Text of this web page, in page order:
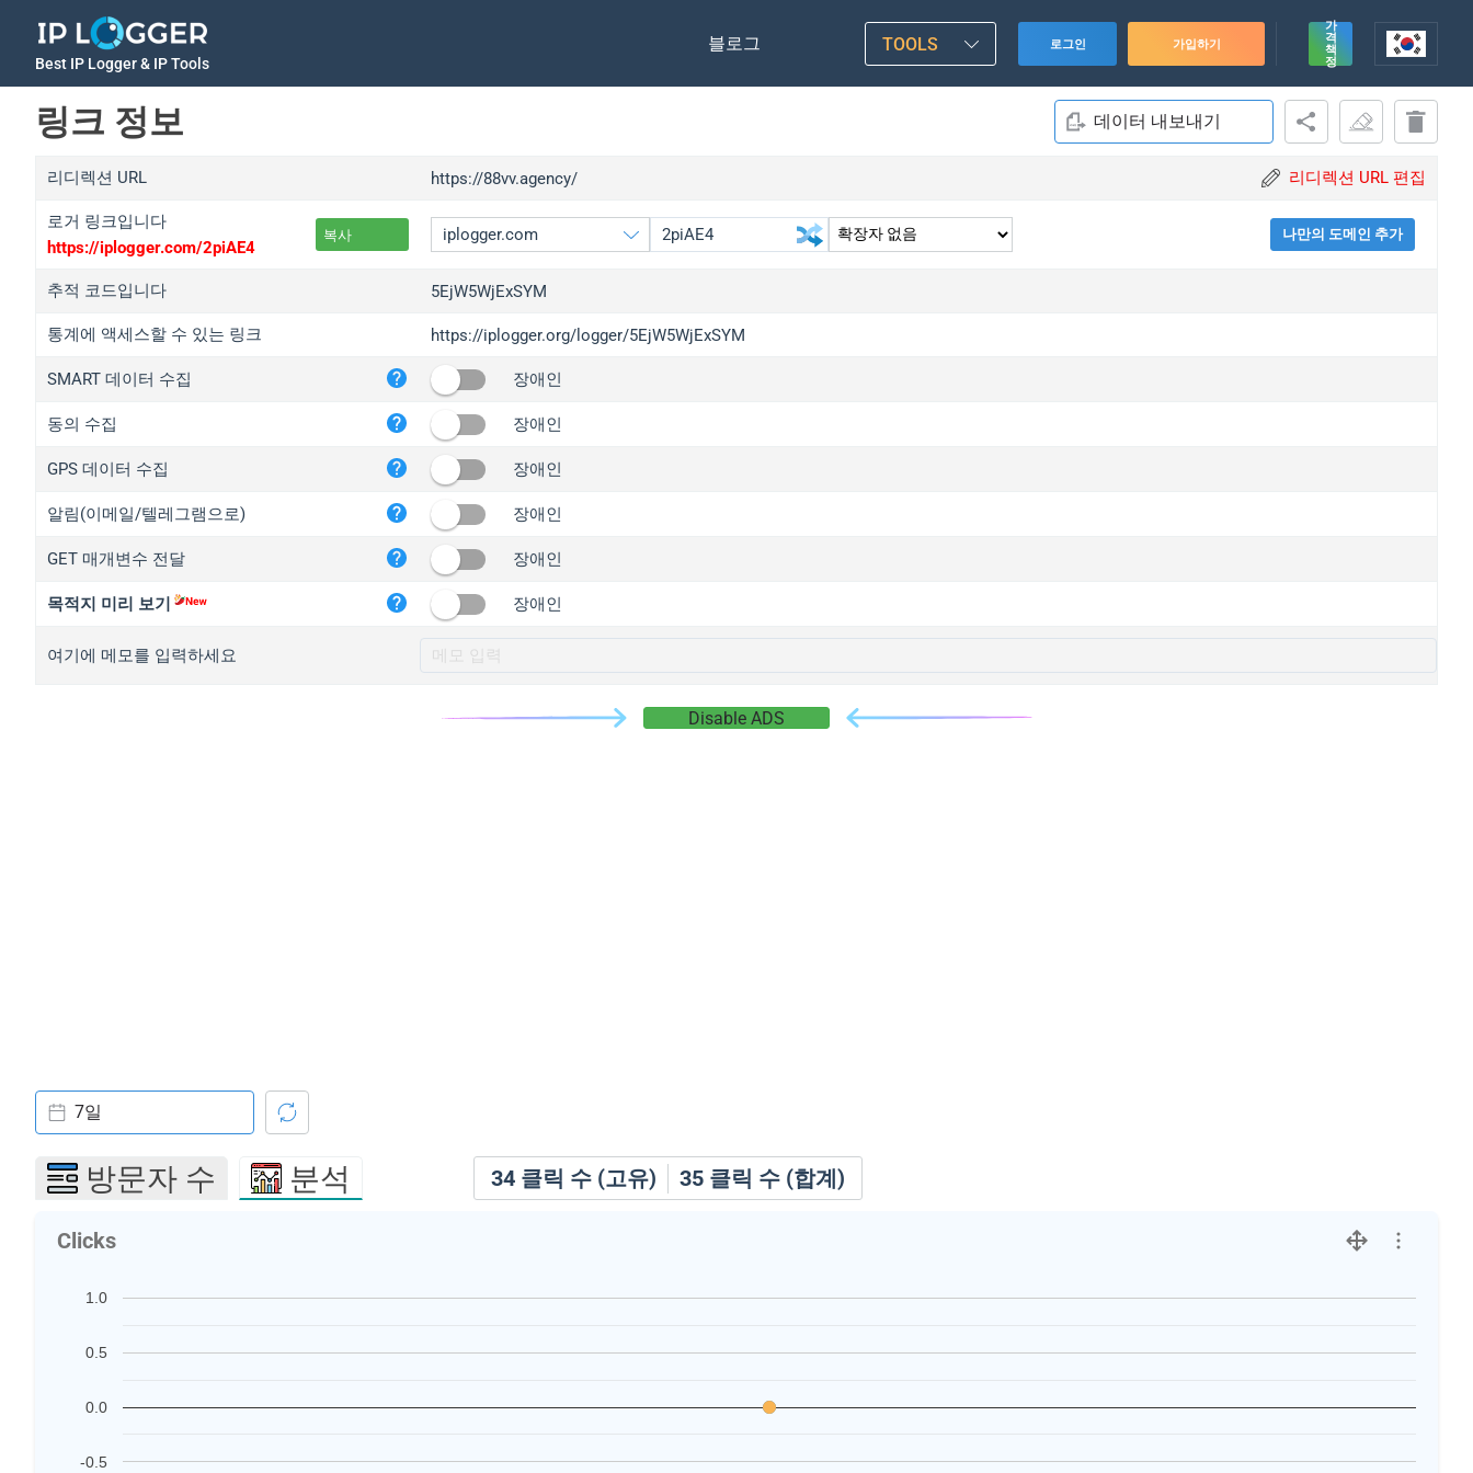
Best IP Logger & IP Tools
블로그 TOOLS 로그인 가입하기
가
격
책
정
링크 정보 데이터 내보내기
리디렉션 URL https://88vv.agency/ 리디렉션 URL 편집
로거 링크입니다
https://iplogger.com/2piAE4
복사
iplogger.org
wl.gl
ed.tc
iplogger.com
iplogger.co
2no.co
나만의 도메인 추가
추적 코드입니다 5EjW5WjExSYM
통계에 액세스할 수 있는 링크 https://iplogger.org/logger/5EjW5WjExSYM
SMART 데이터 수집 장애인
동의 수집 장애인
GPS 데이터 수집 장애인
알림(이메일/텔레그램으로) 장애인
GET 매개변수 전달 장애인
목적지 미리 보기 장애인
여기에 메모를 입력하세요
Disable ADS
34 클릭 수 (고유) 35 클릭 수 (합계)
7일
방문자 수 분석
Clicks
-0.5
0.0
0.5
1.0